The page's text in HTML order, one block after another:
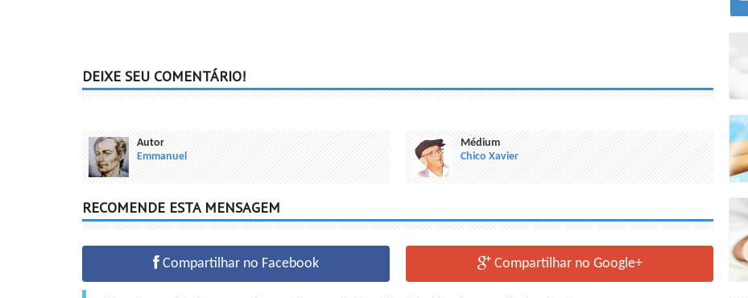
DEIXE SEU COMENTÁRIO!
Autor
Emmanuel
Médium
Chico Xavier
RECOMENDE ESTA MENSAGEM
Compartilhar no Facebook Compartilhar no Google+